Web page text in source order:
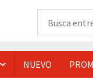
NUEVO